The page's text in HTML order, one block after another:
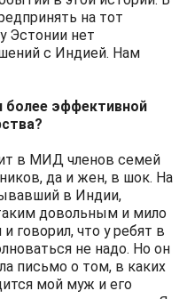
на тот
Эстонии нет
с Индией. Нам
более эффективной
в МИД членов семей
да и жен, в шок. На
в Индии,
довольным и мило
говорил, что у ребят в
не надо. Но он
письмо о том, в каких
мой муж и его